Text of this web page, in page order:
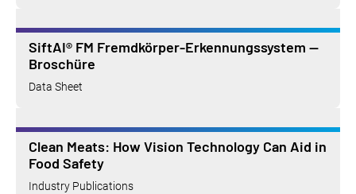
SiftAI® FM Fremdkörper-Erkennungssystem —
Broschüre
Data Sheet
Clean Meats: How Vision Technology Can Aid in
Food Safety
Industry Publications